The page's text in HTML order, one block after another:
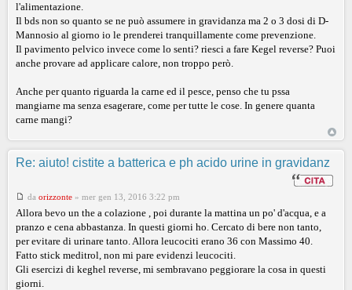
l'alimentazione.
Il bds non so quanto se ne può assumere in gravidanza ma 2 o 3 dosi di D-
Mannosio al giorno io le prenderei tranquillamente come prevenzione.
Il pavimento pelvico invece come lo senti? riesci a fare Kegel reverse? Puoi
anche provare ad applicare calore, non troppo però.
Anche per quanto riguarda la carne ed il pesce, penso che tu pssa
mangiarne ma senza esagerare, come per tutte le cose. In genere quanta
carne mangi?
Re: aiuto! cistite a batterica e ph acido urine in gravidanz
da orizzonte » mer gen 13, 2016 3:22 pm
Allora bevo un the a colazione , poi durante la mattina un po' d'acqua, e a
pranzo e cena abbastanza. In questi giorni ho. Cercato di bere non tanto,
per evitare di urinare tanto. Allora leucociti erano 36 con Massimo 40.
Fatto stick meditrol, non mi pare evidenzi leucociti.
Gli esercizi di keghel reverse, mi sembravano peggiorare la cosa in questi
giorni.